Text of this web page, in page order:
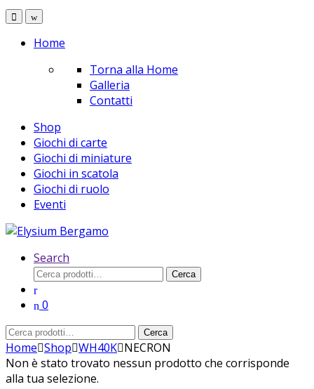
Home
Torna alla Home
Galleria
Contatti
Shop
Giochi di carte
Giochi di miniature
Giochi in scatola
Giochi di ruolo
Eventi
Search
Cerca:
Cerca
0
Cerca:
Cerca
Home Shop WH40K NECRON
Non è stato trovato nessun prodotto che corrisponde
alla tua selezione.